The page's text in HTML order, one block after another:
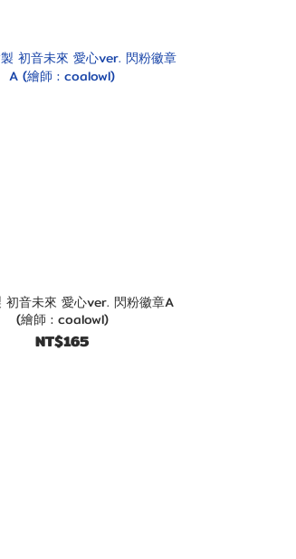
初音未來 愛心ver. 閃粉徽章A
(繪師 : coalowl)
NT$165